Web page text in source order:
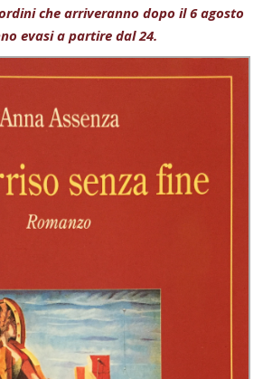
che arriveranno dopo il 6 agosto
evasi a partire dal 24.